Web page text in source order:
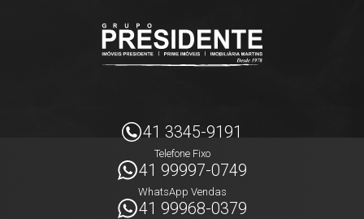
41 3345-9191
Telefone Fixo
41 99997-0749
WhatsApp Vendas
41 99968-0379